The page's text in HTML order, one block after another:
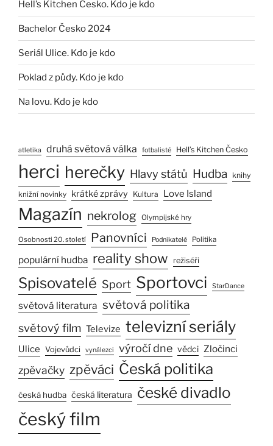
Hell’s Kitchen Česko. Kdo je kdo
Bachelor Česko 2024
Seriál Ulice. Kdo je kdo
Poklad z půdy. Kdo je kdo
Na lovu. Kdo je kdo
atletika druhá světová válka fotbalisté Hell’s Kitchen Česko
herci herečky Hlavy států Hudba knihy
knižní novinky krátké zprávy Kultura Love Island
Magazín nekrolog Olympijské hry
Osobnosti 20. století Panovníci Podnikatelé Politika
populární hudba reality show režiséři
Spisovatelé Sport Sportovci StarDance
světová literatura světová politika
světový film Televize televizní seriály
Ulice Vojevůdci vynálezci výročí dne vědci Zločinci
zpěvačky zpěváci Česká politika
česká hudba česká literatura české divadlo
český film